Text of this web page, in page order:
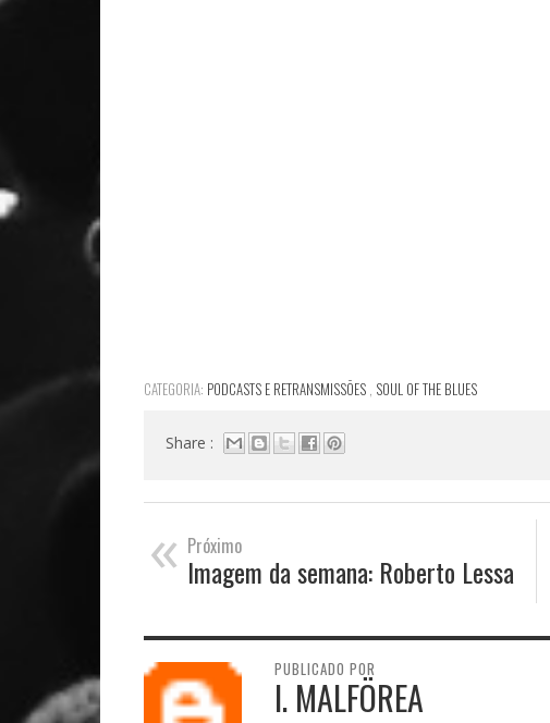
CATEGORIA: PODCASTS E RETRANSMISSÕES , SOUL OF THE BLUES
Share :
« Próximo
Imagem da semana: Roberto Lessa
PUBLICADO POR
I. MALFÖREA